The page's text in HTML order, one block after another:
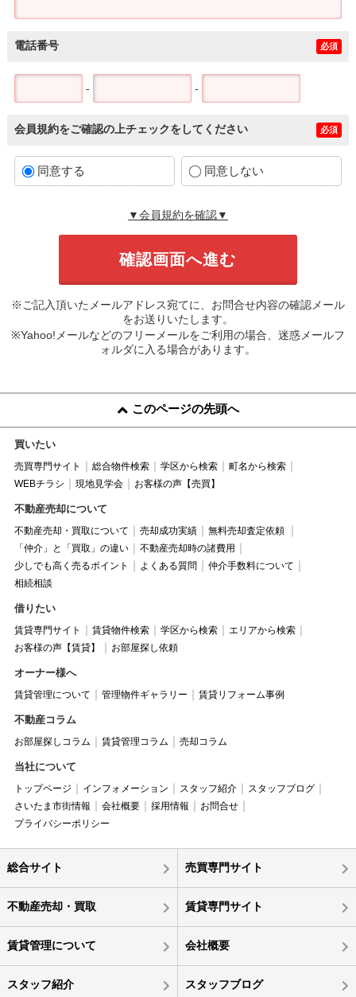
電話番号 必須
- -
会員規約をご確認の上チェックをしてください 必須
同意する 同意しない
▼会員規約を確認▼
※ご記入頂いたメールアドレス宛てに、お問合せ内容の確認メール
をお送りいたします。
※Yahoo!メールなどのフリーメールをご利用の場合、迷惑メールフ
ォルダに入る場合があります。
このページの先頭へ
買いたい
売買専門サイト 総合物件検索 学区から検索
町名から検索
WEBチラシ
現地見学会 お客様の声【売買】
不動産売却について
不動産売却・買取について 売却成功実績
無料売却査定依頼
「仲介」と「買取」の違い
不動産売却時の諸費用
少しでも高く売るポイント
よくある質問
仲介手数料について
相続相談
借りたい
賃貸専門サイト 賃貸物件検索 学区から検索
エリアから検索
お客様の声【賃貸】
お部屋探し依頼
オーナー様へ
賃貸管理について 管理物件ギャラリー 賃貸リフォーム事例
不動産コラム
お部屋探しコラム 賃貸管理コラム 売却コラム
当社について
トップページ インフォメーション スタッフ紹介
スタッフブログ
さいたま市街情報
会社概要 採用情報
お問合せ
プライバシーポリシー
総合サイト 売買専門サイト
不動産売却・買取 賃貸専門サイト
賃貸管理について 会社概要
スタッフ紹介 スタッフブログ